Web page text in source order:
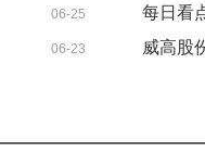
务协议
06-25 每日看
06-23
威高股